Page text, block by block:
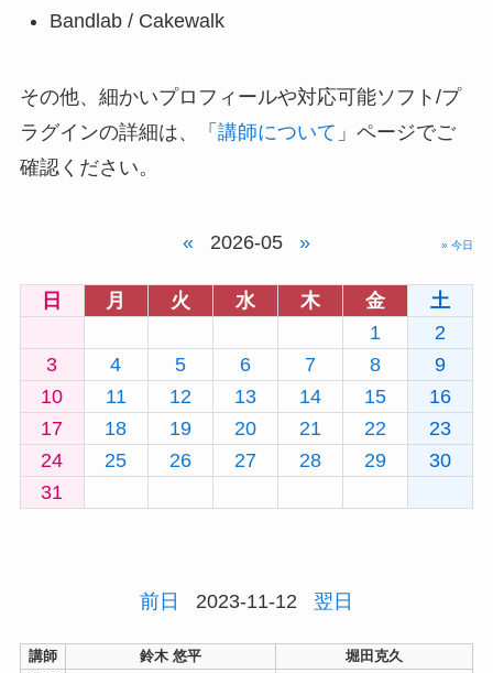
Bandlab / Cakewalk
その他、細かいプロフィールや対応可能ソフト/プ
ラグインの詳細は、「 講師について 」ページでご
確認ください。
« 2026-05 » » 今日
日 月 火 水 木 金
土
1
2
3
4 5 6 7 8
9
10
11 12 13 14 15
16
17
18 19 20 21 22
23
24
25 26 27 28 29
30
31
前日 2023-11-12 翌日
講師 鈴木 悠平
堀田克久